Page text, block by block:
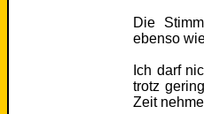
Die
ebenso
Ich darf
trotz
Zeit